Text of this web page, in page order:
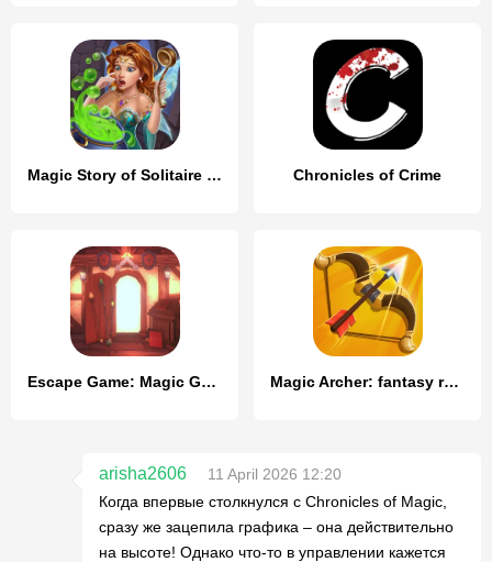
Magic Story of Solitaire Cards Chronicles of Crime
Escape Game: Magic Guild Magic Archer: fantasy rpg game
arisha2606
11 April 2026 12:20
Когда впервые столкнулся с Chronicles of Magic,
сразу же зацепила графика – она действительно
на высоте! Однако что-то в управлении кажется